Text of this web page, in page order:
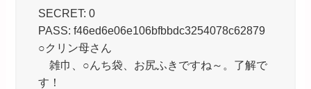
SECRET: 0
PASS: f46ed6e06e106bfbbdc3254078c62879
○クリン母さん
雑巾、○んち袋、お尻ふきですね～。了解で
す！